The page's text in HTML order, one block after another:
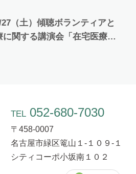
27（土）傾聴ボランティアと
関する講演会「在宅医療を
TEL 052-680-7030
〒458-0007
名古屋市緑区篭山１-１０９-１
シティコーポ小坂南１０２